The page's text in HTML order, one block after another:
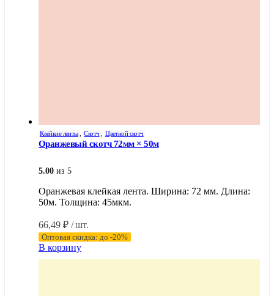
Клейкие ленты, Скотч , Цветной скотч
Оранжевый скотч 72мм × 50м
5.00 из 5
Оранжевая клейкая лента. Ширина: 72 мм. Длина:
50м. Толщина: 45мкм.
66,49 ₽ / шт.
Оптовая скидка: до -20%
В корзину